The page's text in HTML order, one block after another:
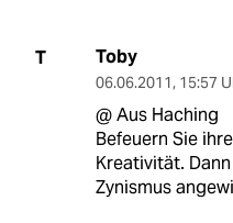
T Toby
06.06.2011, 15:57
@ Aus Haching
Befeuern Sie
Kreativität.
Zynismus